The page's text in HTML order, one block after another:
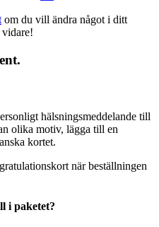
om du vill ändra något i ditt
hälsningsmeddelande till
olika motiv, lägga till en
kortet.
när beställningen
i paketet?